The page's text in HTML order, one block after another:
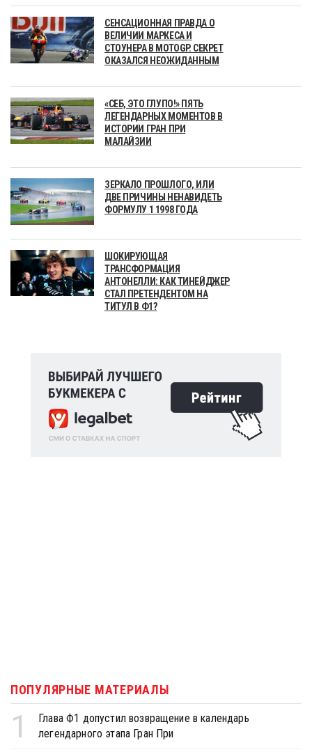
СЕНСАЦИОННАЯ ПРАВДА О
ВЕЛИЧИИ МАРКЕСА И
СТОУНЕРА В MOTOGP. СЕКРЕТ
ОКАЗАЛСЯ НЕОЖИДАННЫМ
«СЕБ, ЭТО ГЛУПО!» ПЯТЬ
ЛЕГЕНДАРНЫХ МОМЕНТОВ В
ИСТОРИИ ГРАН ПРИ
МАЛАЙЗИИ
ЗЕРКАЛО ПРОШЛОГО, ИЛИ
ДВЕ ПРИЧИНЫ НЕНАВИДЕТЬ
ФОРМУЛУ 1 1998 ГОДА
ШОКИРУЮЩАЯ
ТРАНСФОРМАЦИЯ
АНТОНЕЛЛИ: КАК ТИНЕЙДЖЕР
СТАЛ ПРЕТЕНДЕНТОМ НА
ТИТУЛ В Ф1?
ПОПУЛЯРНЫЕ МАТЕРИАЛЫ
1
Глава Ф1 допустил возвращение в календарь
легендарного этапа Гран При